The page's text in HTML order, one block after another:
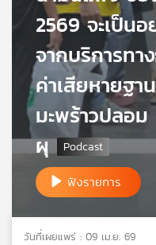
เครือ2569 จะเป็น
จากบริการท
ค่าเสียหายฐา
มะพร้าวปลอ
ผุ
ฟังรายการ
วันที่เผยแพร่ : 09 เม.ย. 69